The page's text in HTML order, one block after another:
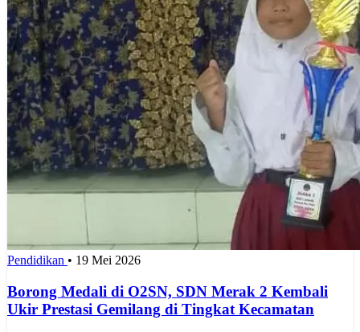
Pendidikan • 19 Mei 2026
Borong Medali di O2SN, SDN Merak 2 Kembali
Ukir Prestasi Gemilang di Tingkat Kecamatan